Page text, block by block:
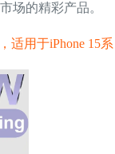
场的精彩产品。
适用于iPhone 15系